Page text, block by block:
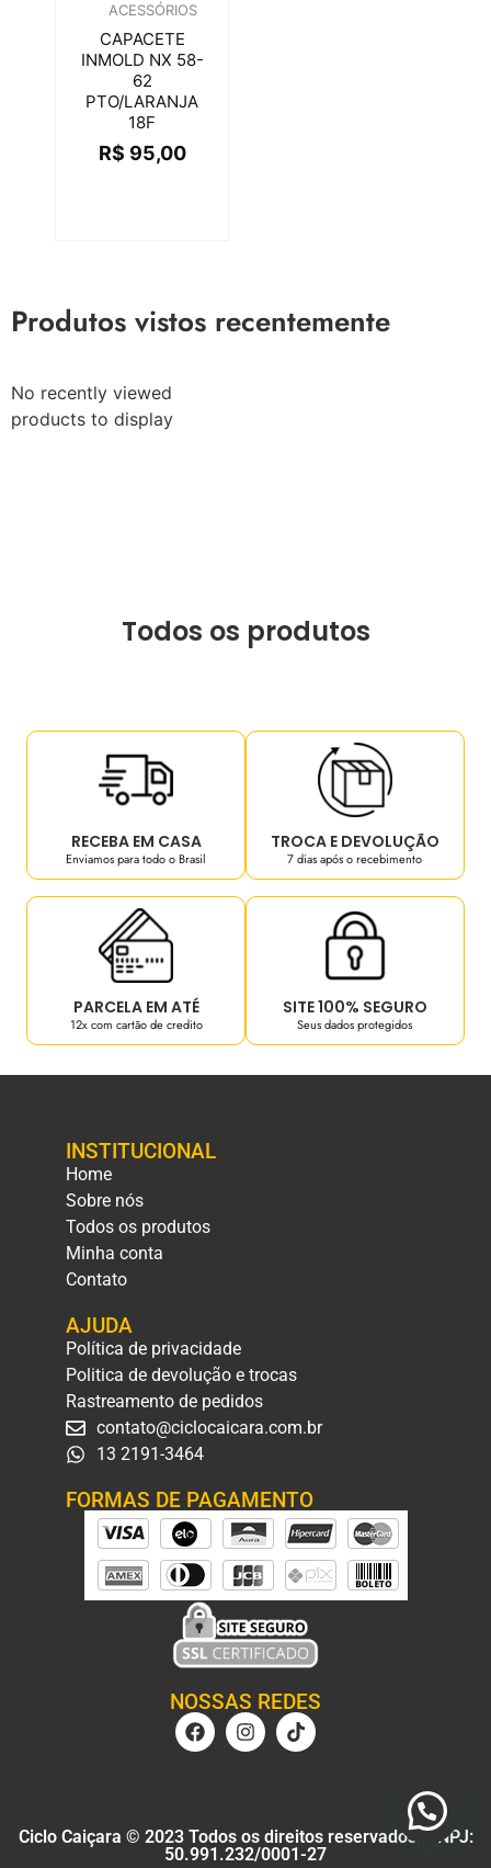
ACESSÓRIOS
CAPACETE
INMOLD NX 58-
62
PTO/LARANJA
18F
R$ 95,00
Produtos vistos recentemente
No recently viewed
products to display
Todos os produtos
RECEBA EM CASA
Enviamos para todo o Brasil
TROCA E DEVOLUÇÃO
7 dias após o recebimento
PARCELA EM ATÉ
12x com cartão de credito
SITE 100% SEGURO
Seus dados protegidos
INSTITUCIONAL
Home
Sobre nós
Todos os produtos
Minha conta
Contato
AJUDA
Política de privacidade
Politica de devolução e trocas
Rastreamento de pedidos
contato@ciclocaicara.com.br
13 2191-3464
FORMAS DE PAGAMENTO
NOSSAS REDES
Ciclo Caiçara © 2023 Todos os direitos reservados. CNPJ:
50.991.232/0001-27